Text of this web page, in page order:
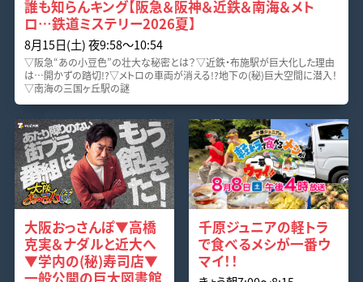
誰も知らんキング【阪急＆阪神＆近鉄＆南海＆メト
ロ…鉄道ミステリー2026夏】
8月15日(土) 夜9:58〜10:54
▽阪急“あの小豆色”の壮大な秘密とは？▽近鉄・布施駅が巨大化した理由
は…開かずの踏切!?▽メトロの車両が消える!?地下の(秘)巨大空間に潜入！
▽南海の三国ヶ丘駅の謎
大阪おっさんぽ▼高橋
克実＆ナダルと近大へ
▼学内の(秘)寿司店▼
一般公開の巨大図書館
千原ジュニアの軽トラ
で食べるメシが一番ウ
マイ！！